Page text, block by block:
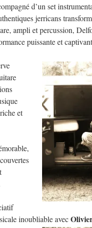
d’un set
jerricans
ampli et percussion,
puissante et
et
inoubliable avec